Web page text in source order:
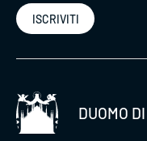
ISCRIVITI
DUOMO